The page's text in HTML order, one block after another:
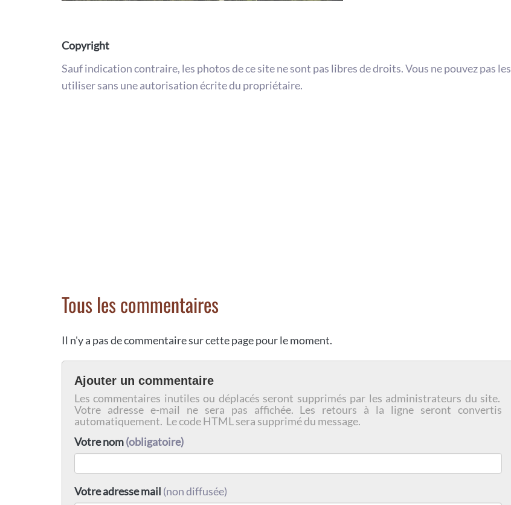
Copyright
Sauf indication contraire, les photos de ce site ne sont pas libres de droits. Vous ne pouvez pas les
utiliser sans une autorisation écrite du propriétaire.
Tous les commentaires
Il n'y a pas de commentaire sur cette page pour le moment.
Ajouter un commentaire
Les commentaires inutiles ou déplacés seront supprimés par les administrateurs du site.
Votre adresse e-mail ne sera pas affichée. Les retours à la ligne seront convertis
automatiquement. Le code HTML sera supprimé du message.
Votre nom(obligatoire)
Votre adresse mail (non diffusée)